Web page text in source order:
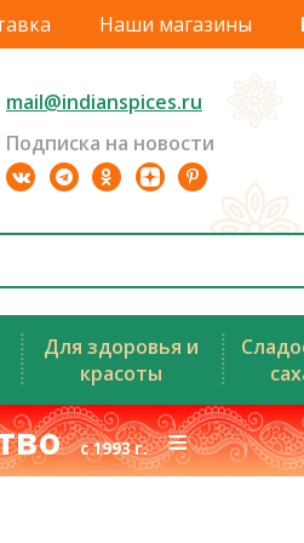
Наши магазины
mail@indianspices.ru
Подписка на новости
Для здоровья и
красоты
с 1993 г.≡